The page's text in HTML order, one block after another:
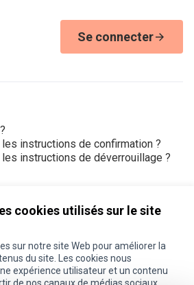
cookies utilisés sur le site
sur notre site Web pour améliorer la
du site. Les cookies nous
expérience utilisateur et un contenu
Se connecter
les instructions de confirmation ?
les instructions de déverrouillage ?
Instagram